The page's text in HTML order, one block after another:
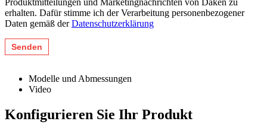
Produktmitteilungen und Marketingnachrichten von Daken zu
erhalten. Dafür stimme ich der Verarbeitung personenbezogener
Daten gemäß derDatenschutzerklärung
Modelle und Abmessungen
Video
Konfigurieren Sie Ihr Produkt